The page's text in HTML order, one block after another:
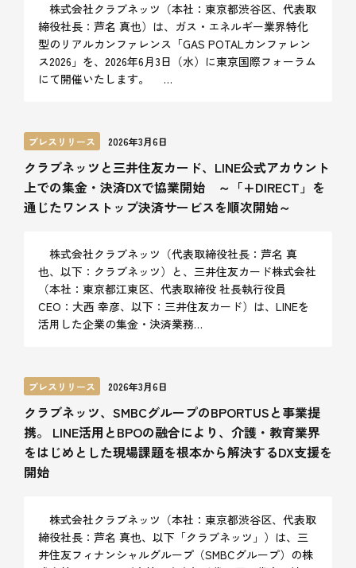
株式会社クラブネッツ（本社：東京都渋谷区、代表取
締役社長：芦名 真也）は、ガス・エネルギー業界特化
型のリアルカンファレンス「GAS POTALカンファレン
ス2026」を、2026年6月3日（水）に東京国際フォーラム
にて開催いたします。 …
プレスリリース 2026年3月6日
クラブネッツと三井住友カード、LINE公式アカウント
上での集金・決済DXで協業開始 ～「+DIRECT」を
通じたワンストップ決済サービスを順次開始～
株式会社クラブネッツ（代表取締役社長：芦名 真
也、以下：クラブネッツ）と、三井住友カード株式会社
（本社：東京都江東区、代表取締役 社長執行役員
CEO：大西 幸彦、以下：三井住友カード）は、LINEを
活用した企業の集金・決済業務…
プレスリリース 2026年3月6日
クラブネッツ、SMBCグループのBPORTUSと事業提
携。 LINE活用とBPOの融合により、介護・教育業界
をはじめとした現場課題を根本から解決するDX支援を
開始
株式会社クラブネッツ（本社：東京都渋谷区、代表取
締役社長：芦名 真也、以下「クラブネッツ」）は、三
井住友フィナンシャルグループ（SMBCグループ）の株